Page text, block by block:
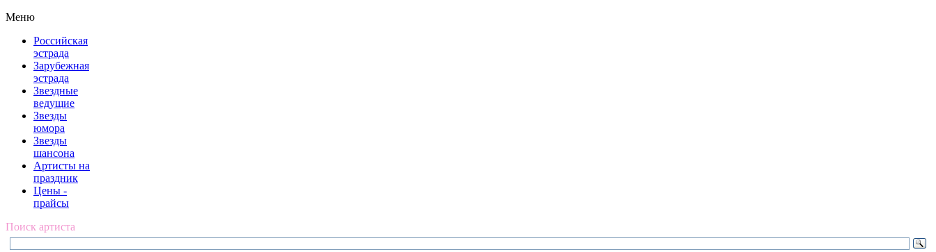
Меню
Российская
эстрада
Зарубежная
эстрада
Звездные
ведущие
Звезды
юмора
Звезды
шансона
Артисты на
праздник
Цены -
прайсы
Поиск артиста